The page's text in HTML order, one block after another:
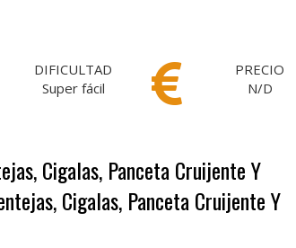
DIFICULTAD
Super fácil
PRECIO
N/D
Cigalas, Panceta Cruijente Y
Cigalas, Panceta Cruijente Y